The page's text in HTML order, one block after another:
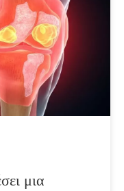
του κεντρικού
μια